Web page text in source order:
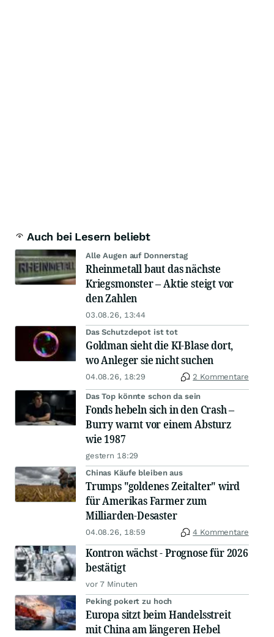
Auch bei Lesern beliebt
Alle Augen auf Donnerstag
Rheinmetall baut das nächste
Kriegsmonster – Aktie steigt vor
den Zahlen
03.08.26, 13:44
Das Schutzdepot ist tot
Goldman sieht die KI-Blase dort,
wo Anleger sie nicht suchen
04.08.26, 18:29 2 Kommentare
Das Top könnte schon da sein
Fonds hebeln sich in den Crash –
Burry warnt vor einem Absturz
wie 1987
gestern 18:29
Chinas Käufe bleiben aus
Trumps "goldenes Zeitalter" wird
für Amerikas Farmer zum
Milliarden-Desaster
04.08.26, 18:59 4 Kommentare
Kontron wächst - Prognose für 2026
bestätigt
vor 7 Minuten
Peking pokert zu hoch
Europa sitzt beim Handelsstreit
mit China am längeren Hebel